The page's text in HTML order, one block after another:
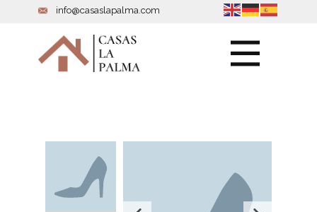
info@casaslapalma.com